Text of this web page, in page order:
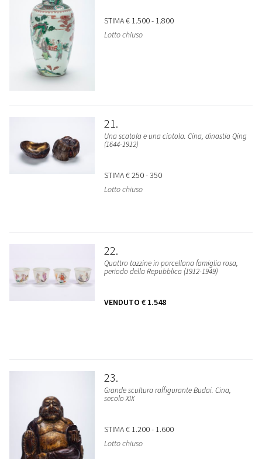
STIMA€ 1.500 - 1.800
Lotto chiuso
21
Una scatola e una ciotola. Cina, dinastia Qing
(1644-1912)
STIMA€ 250 - 350
Lotto chiuso
22
Quattro tazzine in porcellana famiglia rosa,
periodo della Repubblica (1912-1949)
VENDUTO € 1.548
23
Grande scultura raffigurante Budai. Cina,
secolo XIX
STIMA€ 1.200 - 1.600
Lotto chiuso